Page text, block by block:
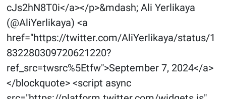
cJs2hN8T0i</a></p>&mdash; Ali Yerlikaya
(@AliYerlikaya) <a
href="https://twitter.com/AliYerlikaya/status/1
832280309720621220?
ref_src=twsrc%5Etfw">September 7, 2024</a>
</blockquote> <script async